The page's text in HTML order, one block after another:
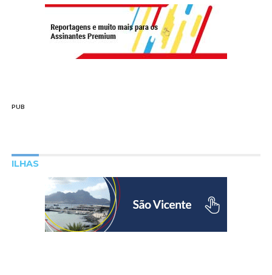
PUB
ILHAS